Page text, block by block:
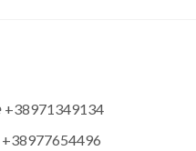
+38971349134
+38977654496